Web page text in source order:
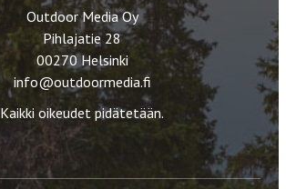
Outdoor Media Oy
Pihlajatie 28
00270 Helsinki
info@outdoormedia.fi
Kaikki oikeudet pidätetään.